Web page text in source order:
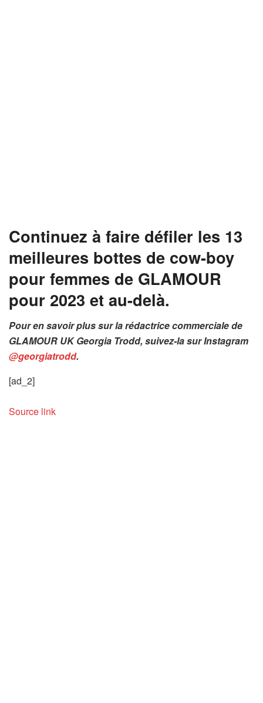
Continuez à faire défiler les 13
meilleures bottes de cow-boy
pour femmes de GLAMOUR
pour 2023 et au-delà.
Pour en savoir plus sur la rédactrice commerciale de
GLAMOUR UK Georgia Trodd, suivez-la sur Instagram
@georgiatrodd.
[ad_2]
Source link